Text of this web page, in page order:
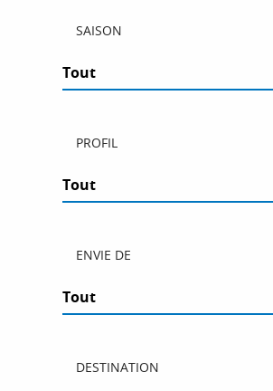
SAISON
PROFIL
ENVIE DE
DESTINATION